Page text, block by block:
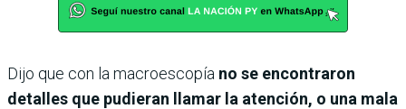
Dijo que con la macroescopía no se encontraron
detalles que pudieran llamar la atención, o una mala